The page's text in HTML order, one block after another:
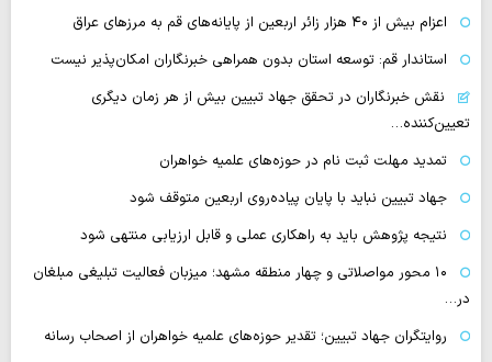
اعزام بیش از ۴۰ هزار زائر اربعین از پایانه‌های قم به مرزهای عراق
استاندار قم: توسعه استان بدون همراهی خبرنگاران امکان‌پذیر نیست
نقش خبرنگاران در تحقق جهاد تبیین بیش از هر زمان دیگری
تعیین‌کننده…
تمدید مهلت ثبت نام در حوزه‌های علمیه خواهران
جهاد تبیین نباید با پایان پیاده‌روی اربعین متوقف شود
نتیجه پژوهش باید به راهکاری عملی و قابل ارزیابی منتهی شود
۱۰ محور مواصلاتی و چهار منطقه مشهد؛ میزبان فعالیت تبلیغی مبلغان
در…
روایتگران جهاد تبیین؛ تقدیر حوزه‌های علمیه خواهران از اصحاب رسانه